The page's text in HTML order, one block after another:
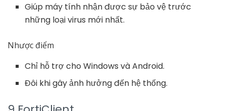
Giúp máy tính nhận được sự bảo vệ trước
những loại virus mới nhất.
Nhược điểm
Chỉ hỗ trợ cho Windows và Android.
Đôi khi gây ảnh hưởng đến hệ thống.